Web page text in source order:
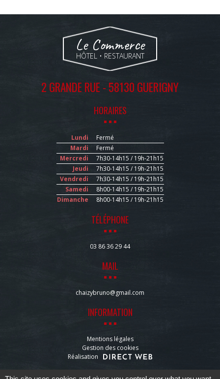
Le Commerce
HÔTEL • RESTAURANT
2 GRANDE RUE - 58130 GUERIGNY
HORAIRES
Lundi
Fermé
Mardi
Fermé
Mercredi
7h30-14h15 / 19h-21h15
Jeudi
7h30-14h15 / 19h-21h15
Vendredi
7h30-14h15 / 19h-21h15
Samedi
8h00-14h15 / 19h-21h15
Dimanche
8h00-14h15 / 19h-21h15
TÉLÉPHONE
03 86 36 29 44
MAIL
chaizybruno@gmail.com
INFORMATION
Mentions légales
Gestion des cookies
Réalisation